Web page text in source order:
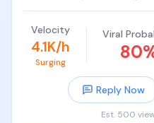
一定要听党哥的，党
书党哥没给童年的自
巴子，你们一定不要
把书买齐了，孩子只
用的。
1. 小学、初中、高中
Velocity
4.1K/h
Surging
Viral
80
Reply Now
Est. 500